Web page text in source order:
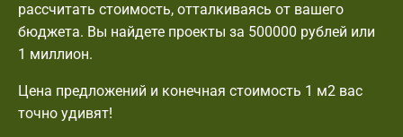
рассчитать стоимость, отталкиваясь от вашего
бюджета. Вы найдете проекты за 500000 рублей или
1 миллион.
Цена предложений и конечная стоимость 1 м2 вас
точно удивят!